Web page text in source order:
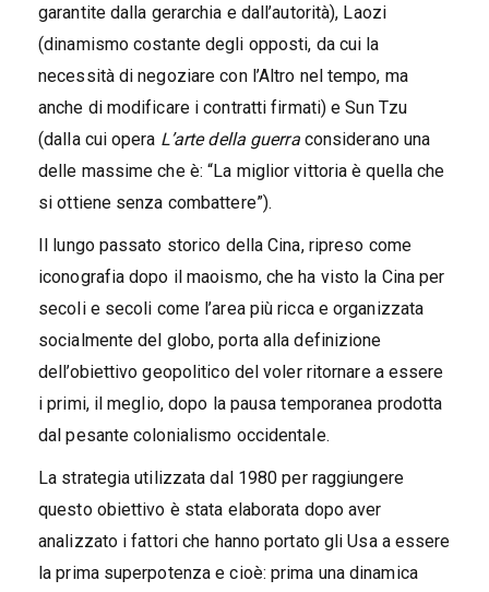
garantite dalla gerarchia e dall’autorità), Laozi
(dinamismo costante degli opposti, da cui la
necessità di negoziare con l’Altro nel tempo, ma
anche di modificare i contratti firmati) e Sun Tzu
(dalla cui opera L’arte della guerraconsiderano una
delle massime che è: “La miglior vittoria è quella che
si ottiene senza combattere”).
Il lungo passato storico della Cina, ripreso come
iconografia dopo il maoismo, che ha visto la Cina per
secoli e secoli come l’area più ricca e organizzata
socialmente del globo, porta alla definizione
dell’obiettivo geopolitico del voler ritornare a essere
i primi, il meglio, dopo la pausa temporanea prodotta
dal pesante colonialismo occidentale.
La strategia utilizzata dal 1980 per raggiungere
questo obiettivo è stata elaborata dopo aver
analizzato i fattori che hanno portato gli Usa a essere
la prima superpotenza e cioè: prima una dinamica